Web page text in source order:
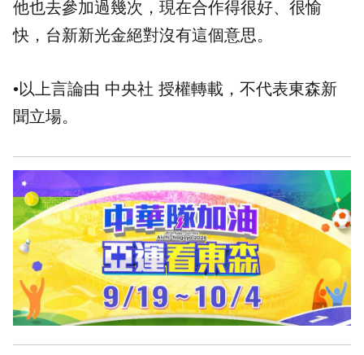
他也去參加過幾次，現在合作得很好、很愉
快，台新新光金絕對沒有這個意思。
•以上言論由 中央社 授權轉載，不代表東森新
聞立場。